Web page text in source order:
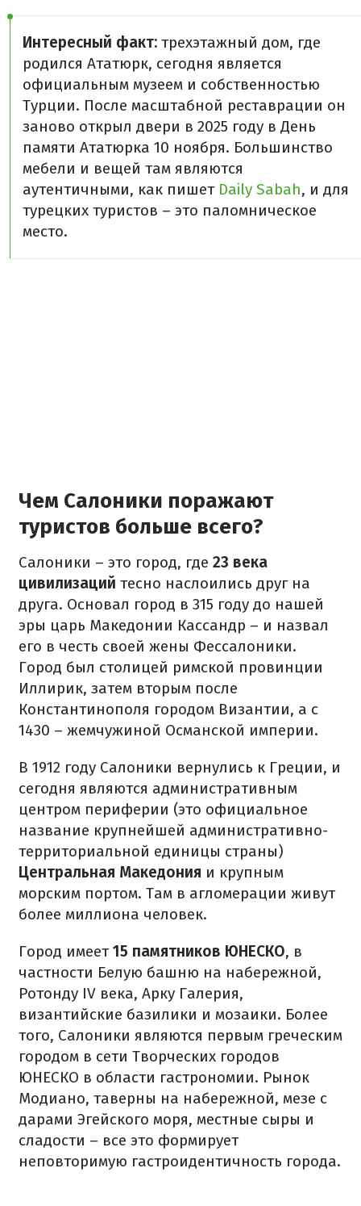
Интересный факт: трехэтажный дом, где
родился Ататюрк, сегодня является
официальным музеем и собственностью
Турции. После масштабной реставрации он
заново открыл двери в 2025 году в День
памяти Ататюрка 10 ноября. Большинство
мебели и вещей там являются
аутентичными, как пишетDaily Sabah, и для
турецких туристов – это паломническое
место.
Чем Салоники поражают
туристов больше всего?
Салоники – это город, где 23 века
цивилизаций тесно наслоились друг на
друга. Основал город в 315 году до нашей
эры царь Македонии Кассандр – и назвал
его в честь своей жены Фессалоники.
Город был столицей римской провинции
Иллирик, затем вторым после
Константинополя городом Византии, а с
1430 – жемчужиной Османской империи.
В 1912 году Салоники вернулись к Греции, и
сегодня являются административным
центром периферии (это официальное
название крупнейшей административно-
территориальной единицы страны)
Центральная Македония и крупным
морским портом. Там в агломерации живут
более миллиона человек.
Город имеет15 памятников ЮНЕСКО, в
частности Белую башню на набережной,
Ротонду IV века, Арку Галерия,
византийские базилики и мозаики. Более
того, Салоники являются первым греческим
городом в сети Творческих городов
ЮНЕСКО в области гастрономии. Рынок
Модиано, таверны на набережной, мезе с
дарами Эгейского моря, местные сыры и
сладости – все это формирует
неповторимую гастроидентичность города.